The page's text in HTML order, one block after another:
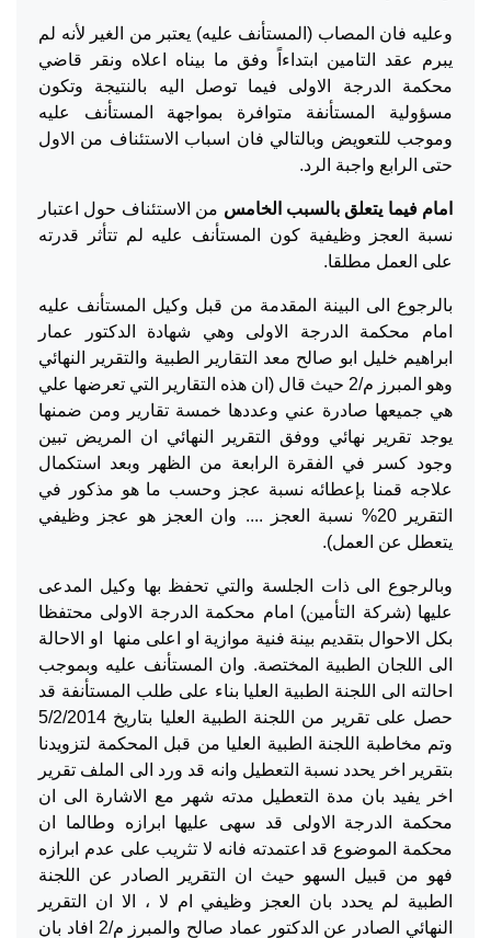
وعليه فان المصاب (المستأنف عليه) يعتبر من الغير لأنه لم
يبرم عقد التامين ابتداءاً وفق ما بيناه اعلاه ونقر قاضي
محكمة الدرجة الاولى فيما توصل اليه بالنتيجة وتكون
مسؤولية المستأنفة متوافرة بمواجهة المستأنف عليه
وموجب للتعويض وبالتالي فان اسباب الاستئناف من الاول
حتى الرابع واجبة الرد.
امام فيما يتعلق بالسبب الخامس من الاستئناف حول اعتبار
نسبة العجز وظيفية كون المستأنف عليه لم تتأثر قدرته
على العمل مطلقا.
بالرجوع الى البينة المقدمة من قبل وكيل المستأنف عليه
امام محكمة الدرجة الاولى وهي شهادة الدكتور عمار
ابراهيم خليل ابو صالح معد التقارير الطبية والتقرير النهائي
وهو المبرز م/2 حيث قال (ان هذه التقارير التي تعرضها علي
هي جميعها صادرة عني وعددها خمسة تقارير ومن ضمنها
يوجد تقرير نهائي ووفق التقرير النهائي ان المريض تبين
وجود كسر في الفقرة الرابعة من الظهر وبعد استكمال
علاجه قمنا بإعطائه نسبة عجز وحسب ما هو مذكور في
التقرير 20% نسبة العجز .... وان العجز هو عجز وظيفي
يتعطل عن العمل).
وبالرجوع الى ذات الجلسة والتي تحفظ بها وكيل المدعى
عليها (شركة التأمين) امام محكمة الدرجة الاولى محتفظا
بكل الاحوال بتقديم بينة فنية موازية او اعلى منها او الاحالة
الى اللجان الطبية المختصة. وان المستأنف عليه وبموجب
احالته الى اللجنة الطبية العليا بناء على طلب المستأنفة قد
حصل على تقرير من اللجنة الطبية العليا بتاريخ 5/2/2014
وتم مخاطبة اللجنة الطبية العليا من قبل المحكمة لتزويدنا
بتقرير اخر يحدد نسبة التعطيل وانه قد ورد الى الملف تقرير
اخر يفيد بان مدة التعطيل مدته شهر مع الاشارة الى ان
محكمة الدرجة الاولى قد سهى عليها ابرازه وطالما ان
محكمة الموضوع قد اعتمدته فانه لا تثريب على عدم ابرازه
فهو من قبيل السهو حيث ان التقرير الصادر عن اللجنة
الطبية لم يحدد بان العجز وظيفي ام لا ، الا ان التقرير
النهائي الصادر عن الدكتور عماد صالح والمبرز م/2 افاد بان